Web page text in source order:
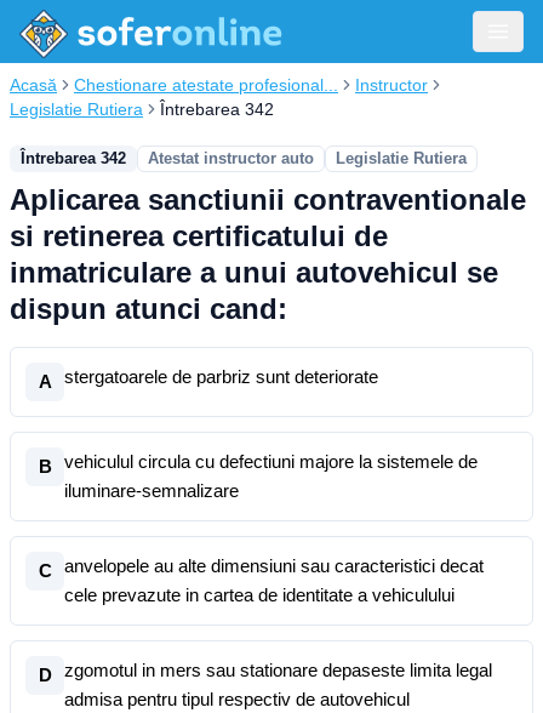
Acasă Chestionare atestate profesional...
Instructor
Legislatie Rutiera
Întrebarea 342
Întrebarea 342 Atestat instructor auto Legislatie Rutiera
Aplicarea sanctiunii contraventionale
si retinerea certificatului de
inmatriculare a unui autovehicul se
dispun atunci cand:
A stergatoarele de parbriz sunt deteriorate
B
vehiculul circula cu defectiuni majore la sistemele de
iluminare-semnalizare
C
anvelopele au alte dimensiuni sau caracteristici decat
cele prevazute in cartea de identitate a vehiculului
D
zgomotul in mers sau stationare depaseste limita legal
admisa pentru tipul respectiv de autovehicul